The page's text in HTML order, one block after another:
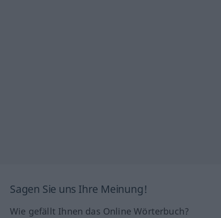
Sagen Sie uns Ihre Meinung!
Wie gefällt Ihnen das Online Wörterbuch?